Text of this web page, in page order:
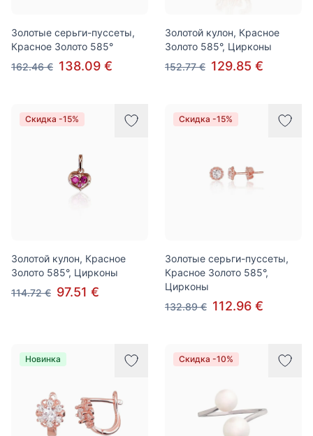
Золотые серьги-пуссеты,
Красное Золото 585°
162.46 € 138.09 €
Золотой кулон, Красное
Золото 585°, Цирконы
152.77 € 129.85 €
Скидка -15%
Золотой кулон, Красное
Золото 585°, Цирконы
114.72 € 97.51 €
Скидка -15%
Золотые серьги-пуссеты,
Красное Золото 585°,
Цирконы
132.89 € 112.96 €
Новинка Скидка -10%